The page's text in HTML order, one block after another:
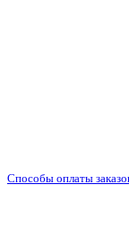
Способы оплаты